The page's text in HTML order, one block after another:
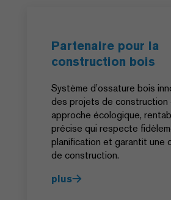
Partenaire pour la
construction bois
Système d’ossature bois
des projets de construction
approche écologique,
précise qui respecte
planification et garantit une
de construction.
plus